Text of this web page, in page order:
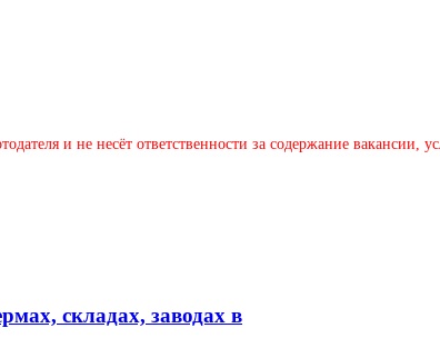
и не несёт ответственности за содержание вакансии,
складах, заводах в